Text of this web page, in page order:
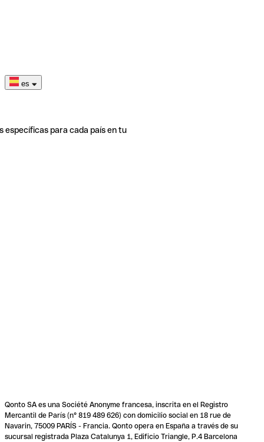
es
específicas para cada país en tu
Qonto SA es una Société Anonyme francesa, inscrita en el Registro
Mercantil de París (n° 819 489 626) con domicilio social en 18 rue de
Navarin, 75009 PARÍS - Francia. Qonto opera en España a través de su
sucursal registrada Plaza Catalunya 1, Edificio Triangle, P.4 Barcelona